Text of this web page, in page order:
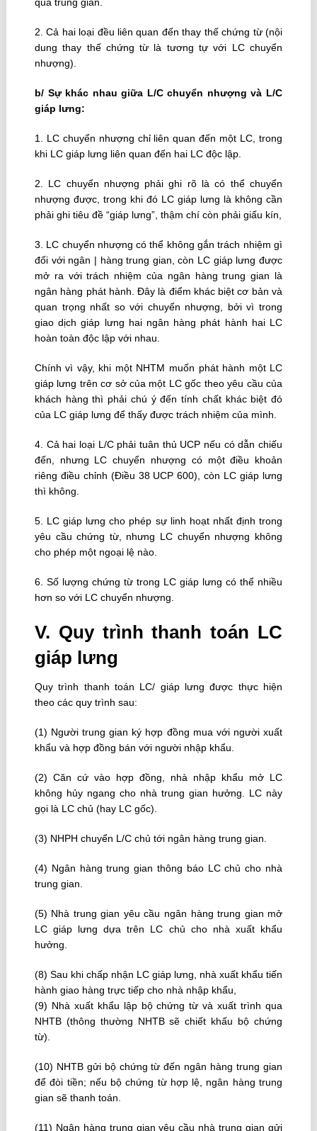
2. Cả hai loại đều liên quan đến thay thế chứng từ (nội
dung thay thế chứng từ là tương tự với LC chuyển
nhượng).
b/ Sự khác nhau giữa L/C chuyển nhượng và L/C
giáp lưng:
1. LC chuyển nhượng chỉ liên quan đến một LC, trong
khi LC giáp lưng liên quan đến hai LC độc lập.
2. LC chuyển nhượng phải ghi rõ là có thể chuyển
nhượng được, trong khi đó LC giáp lưng là không cần
phải ghi tiêu đề “giáp lưng”, thậm chí còn phải giấu kín,
3. LC chuyển nhượng có thể không gắn trách nhiệm gì
đối với ngân | hàng trung gian, còn LC giáp lưng được
mở ra với trách nhiệm của ngân hàng trung gian là
ngân hàng phát hành. Đây là điểm khác biệt cơ bản và
quan trọng nhất so với chuyển nhượng, bởi vì trong
giao dịch giáp lưng hai ngân hàng phát hành hai LC
hoàn toàn độc lập với nhau.
Chính vì vậy, khi một NHTM muốn phát hành một LC
giáp lưng trên cơ sở của một LC gốc theo yêu cầu của
khách hàng thì phải chú ý đến tính chất khác biệt đó
của LC giáp lưng để thấy được trách nhiệm của mình.
4. Cả hai loại L/C phải tuân thủ UCP nếu có dẫn chiếu
đến, nhưng LC chuyển nhượng có một điều khoản
riêng điều chỉnh (Điều 38 UCP 600), còn LC giáp lưng
thì không.
5. LC giáp lưng cho phép sự linh hoạt nhất định trong
yêu cầu chứng từ, nhưng LC chuyển nhượng không
cho phép một ngoại lệ nào.
6. Số lượng chứng từ trong LC giáp lưng có thể nhiều
hơn so với LC chuyển nhượng.
V. Quy trình thanh toán LC
giáp lưng
Quy trình thanh toán LC/ giáp lưng được thực hiện
theo các quy trình sau:
(1) Người trung gian ký hợp đồng mua với người xuất
khẩu và hợp đồng bán với người nhập khẩu.
(2) Căn cứ vào hợp đồng, nhà nhập khẩu mở LC
không hủy ngang cho nhà trung gian hưởng. LC này
gọi là LC chủ (hay LC gốc).
(3) NHPH chuyển L/C chủ tới ngân hàng trung gian.
(4) Ngân hàng trung gian thông báo LC chủ cho nhà
trung gian.
(5) Nhà trung gian yêu cầu ngân hàng trung gian mở
LC giáp lưng dựa trên LC chủ cho nhà xuất khẩu
hưởng.
(8) Sau khi chấp nhận LC giáp lưng, nhà xuất khẩu tiến
hành giao hàng trực tiếp cho nhà nhập khẩu,
(9) Nhà xuất khẩu lập bộ chứng từ và xuất trình qua
NHTB (thông thường NHTB sẽ chiết khấu bộ chứng
từ).
(10) NHTB gửi bộ chứng từ đến ngân hàng trung gian
để đòi tiền; nếu bộ chứng từ hợp lệ, ngân hàng trung
gian sẽ thanh toán.
(11) Ngân hàng trung gian yêu cầu nhà trung gian gửi